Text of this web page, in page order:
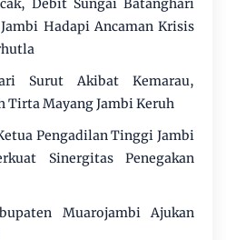
Debit Sungai Batanghari
Hadapi Ancaman Krisis
Surut Akibat Kemarau,
Tirta Mayang Jambi Keruh
Pengadilan Tinggi Jambi
Sinergitas Penegakan
Muarojambi Ajukan